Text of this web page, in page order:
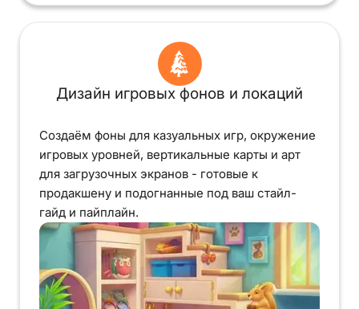
Дизайн игровых фонов и локаций
Создаём фоны для казуальных игр, окружение
игровых уровней, вертикальные карты и арт
для загрузочных экранов - готовые к
продакшену и подогнанные под ваш стайл-
гайд и пайплайн.